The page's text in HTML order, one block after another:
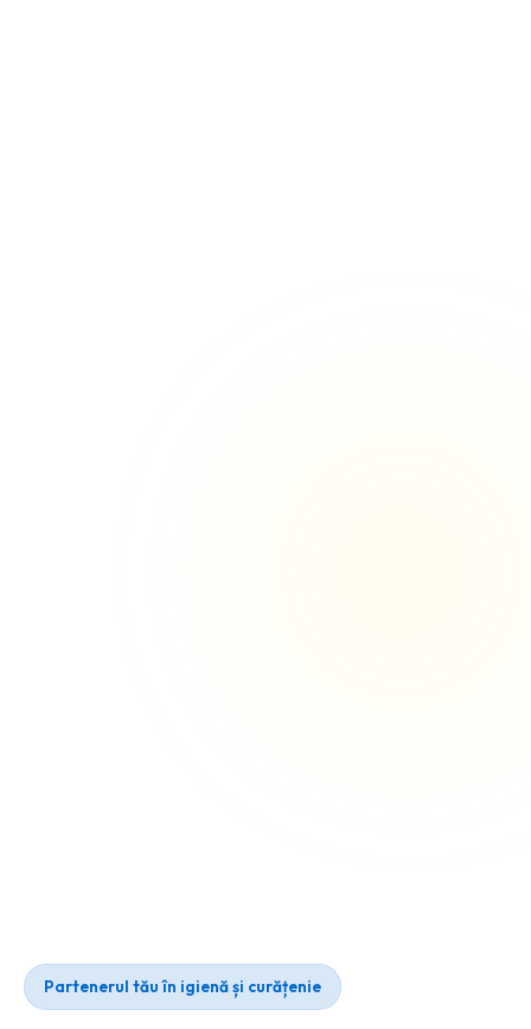
Partenerul tău în igienă și curățenie